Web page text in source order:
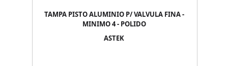
TAMPA PISTO ALUMINIO P/ VALVULA FINA -
MINIMO 4 - POLIDO
ASTEK